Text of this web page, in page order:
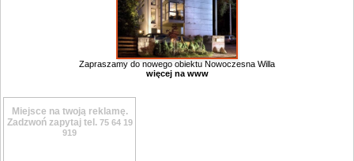
Zapraszamy do nowego obiektu Nowoczesna Willa
więcej na www
Miejsce na twoją reklamę.
Zadzwoń zapytaj tel. 75 64 19
919